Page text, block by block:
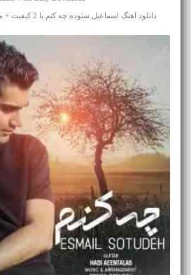
دانلود اهنگ اسماعیل ستوده چه کنم با 2 کیفیت + متن ترانه + پخش آنلاین موزیک